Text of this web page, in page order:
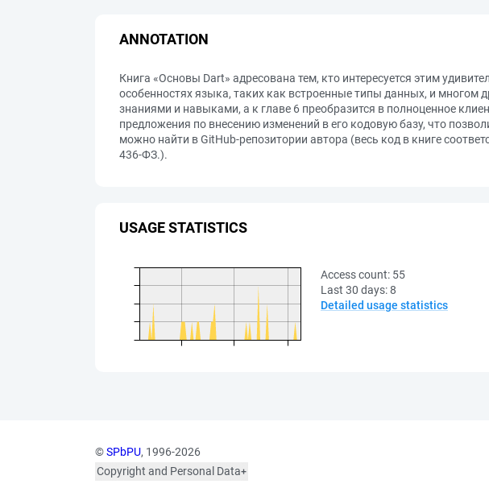
ANNOTATION
Книга «Основы Dart» адресована тем, кто интересуется этим
особенностях языка, таких как встроенные типы данных, и многом
знаниями и навыками, а к главе 6 преобразится в полноценное
предложения по внесению изменений в его кодовую базу, что
можно найти в GitHub-репозитории автора (весь код в книге
436-ФЗ.).
USAGE STATISTICS
Access count: 55
Last 30 days:8
Detailed usage statistics
©SPbPU, 1996-2026
Copyright and Personal Data